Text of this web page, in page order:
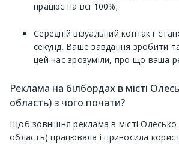
працює на всі 100%;
Середній візуальний контакт
секунд. Ваше завдання зробити
цей час зрозуміли, про що ваша
Реклама на білбордах в місті
область) з чого почати?
Щоб зовнішня реклама в місті Олесько
область) працювала і приносила